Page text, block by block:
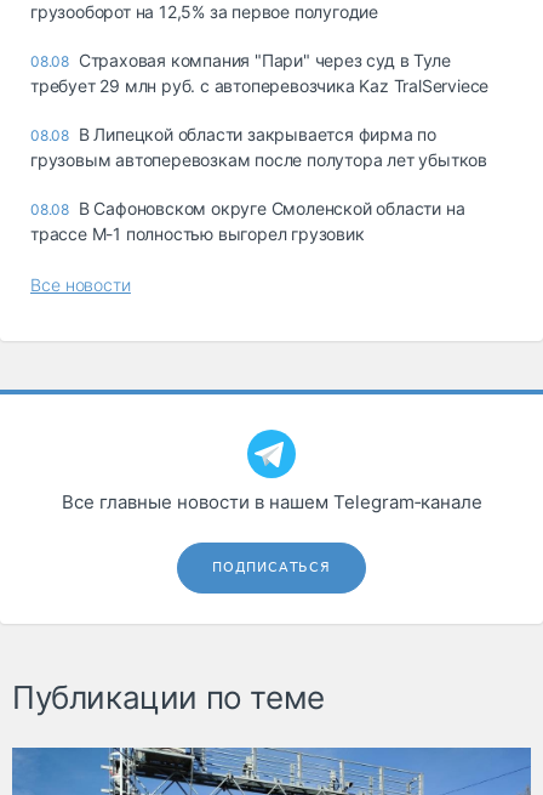
грузооборот на 12,5% за первое полугодие
08.08 Страховая компания "Пари" через суд в Туле
требует 29 млн руб. с автоперевозчика Kaz TralServiece
08.08 В Липецкой области закрывается фирма по
грузовым автоперевозкам после полутора лет убытков
08.08 В Сафоновском округе Смоленской области на
трассе М-1 полностью выгорел грузовик
Все новости
Все главные новости в нашем Telegram‑канале
ПОДПИСАТЬСЯ
Публикации по теме